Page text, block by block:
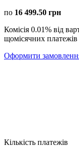
по 16 499.50 грн
Комісія 0.01% від
щомісячних платежів
Оформити
Кількість платежів